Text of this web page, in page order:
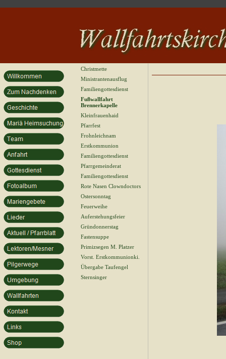
Christmette
Ministrantenausflug
Familiengottesdienst
Fußwallfahrt
Brennerkapelle
Kleinfrauenhaid
Pfarrfest
Frohnleichnam
Erstkommunion
Familiengottesdienst
Pfarrgemeinderat
Familiengottesdienst
Rote Nasen Clowndoctors
Ostersonntag
Feuerweihe
Auferstehungsfeier
Gründonnerstag
Fastensuppe
Primizsegen M. Platzer
Vorst. Erstkommunionki.
Übergabe Taufengel
Sternsinger